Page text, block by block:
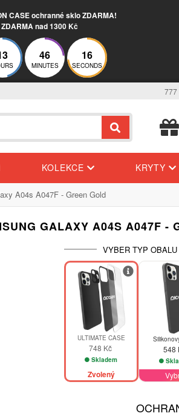
CASE ochranné sklo ZDARMA!
nad 1300 Kč
46
MINUTES
15
SECONDS
777
KOLEKCE KRYTY
A04s A047F - Green Gold
GALAXY A04S A047F -
VYBER TYP
ULTIMATE CASE
748 Kč
Skladem
Zvolený
548